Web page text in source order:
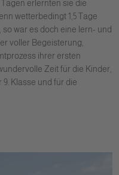
erlernten sie die
wetterbedingt 1,5 Tage
war es doch eine lern- und
voller Begeisterung,
ihrer ersten
Zeit für die Kinder,
Klasse und für die